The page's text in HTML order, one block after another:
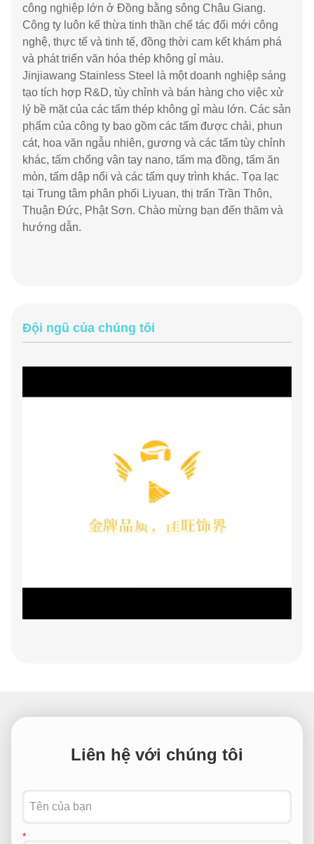
công nghiệp lớn ở Đồng bằng sông Châu Giang.
Công ty luôn kế thừa tinh thần chế tác đổi mới công
nghệ, thực tế và tinh tế, đồng thời cam kết khám phá
và phát triển văn hóa thép không gỉ màu.
Jinjiawang Stainless Steel là một doanh nghiệp sáng
tạo tích hợp R&D, tùy chỉnh và bán hàng cho việc xử
lý bề mặt của các tấm thép không gỉ màu lớn. Các sản
phẩm của công ty bao gồm các tấm được chải, phun
cát, hoa văn ngẫu nhiên, gương và các tấm tùy chỉnh
khác, tấm chống vân tay nano, tấm mạ đồng, tấm ăn
mòn, tấm dập nổi và các tấm quy trình khác. Tọa lạc
tại Trung tâm phân phối Liyuan, thị trấn Trần Thôn,
Thuận Đức, Phật Sơn. Chào mừng bạn đến thăm và
hướng dẫn.
Đội ngũ của chúng tôi
Liên hệ với chúng tôi